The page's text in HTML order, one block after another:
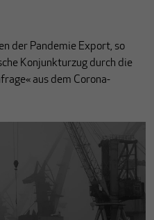
der Pandemie Export, so
Konjunkturzug durch die
aus dem Corona-